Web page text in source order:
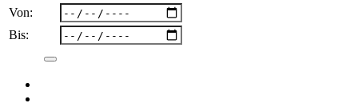
Von:
Bis: